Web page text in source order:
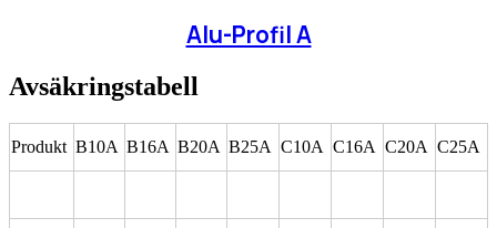
Alu-Profil A
Avsäkringstabell
Produkt B10A B16A B20A B25A C10A C16A C20A C25A